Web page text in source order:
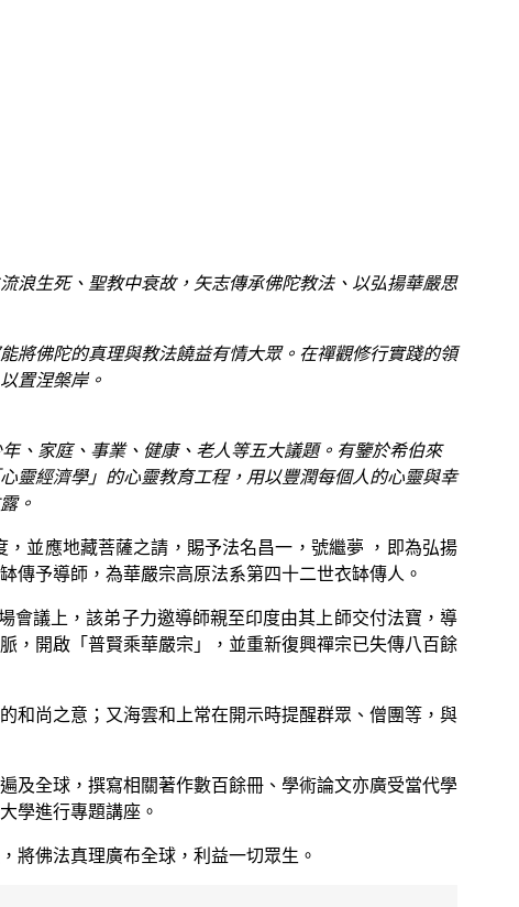
浪生死、聖教中衰故，矢志傳承佛陀教法、以弘揚華嚴思
將佛陀的真理與教法饒益有情大眾。在禪觀修行實踐的領
置涅槃岸。
、家庭、事業、健康、老人等五大議題。有鑒於希伯來
靈經濟學」的心靈教育工程，用以豐潤每個人的心靈與幸
。
並應地藏菩薩之請，賜予法名昌一，號繼夢 ，即為弘揚
傳予導師，為華嚴宗高原法系第四十二世衣缽傳人。
會議上，該弟子力邀導師親至印度由其上師交付法寶，導
，開啟「普賢乘華嚴宗」，並重新復興禪宗已失傳八百餘
和尚之意；又海雲和上常在開示時提醒群眾、僧團等，與
及全球，撰寫相關著作數百餘冊、學術論文亦廣受當代學
學進行專題講座。
將佛法真理廣布全球，利益一切眾生。